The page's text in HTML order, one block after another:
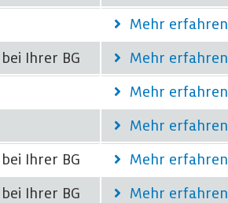
Mehr erfahren
Ihrer BG
Mehr erfahren
Mehr erfahren
Mehr erfahren
Ihrer BG
Mehr erfahren
Ihrer BG Mehr erfahren